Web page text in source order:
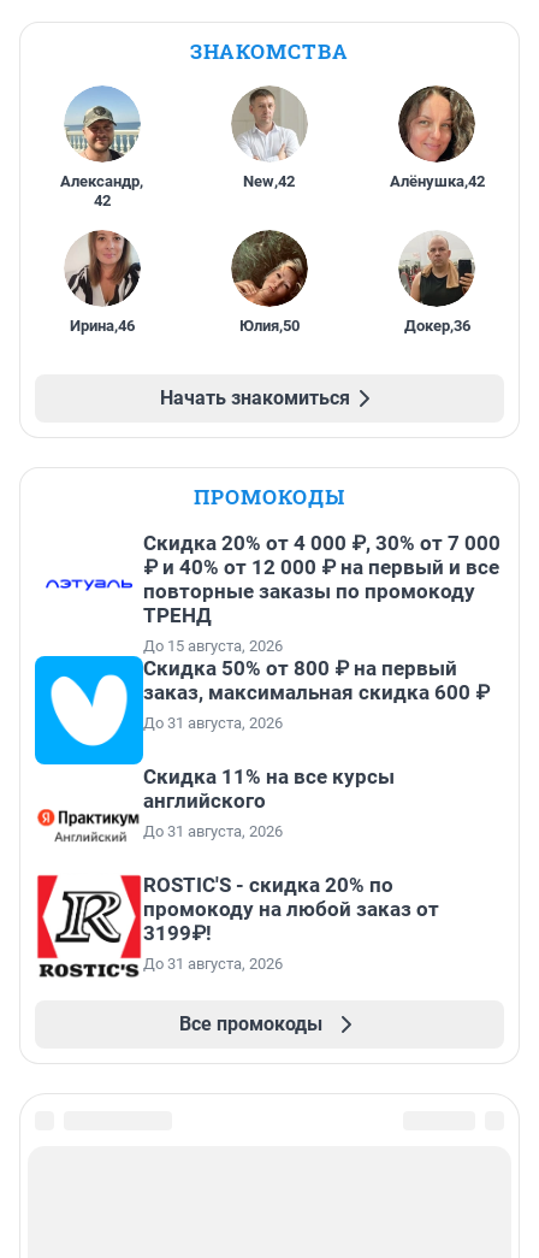
ЗНАКОМСТВА
Александр,
42
New,42 Алёнушка,42
Ирина,46 Юлия,50 Докер,36
Начать знакомиться
ПРОМОКОДЫ
Скидка 20% от 4 000 ₽, 30% от 7 000
₽ и 40% от 12 000 ₽ на первый и все
повторные заказы по промокоду
ТРЕНД
До 15 августа, 2026
Скидка 50% от 800 ₽ на первый
заказ, максимальная скидка 600 ₽
До 31 августа, 2026
Скидка 11% на все курсы
английского
До 31 августа, 2026
ROSTIC'S - скидка 20% по
промокоду на любой заказ от
3199₽!
До 31 августа, 2026
Все промокоды